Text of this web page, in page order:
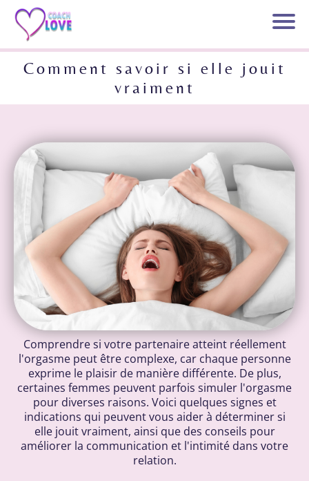
Comment savoir si elle jouit
vraiment
Comprendre si votre partenaire atteint réellement
l'orgasme peut être complexe, car chaque personne
exprime le plaisir de manière différente. De plus,
certaines femmes peuvent parfois simuler l'orgasme
pour diverses raisons. Voici quelques signes et
indications qui peuvent vous aider à déterminer si
elle jouit vraiment, ainsi que des conseils pour
améliorer la communication et l'intimité dans votre
relation.